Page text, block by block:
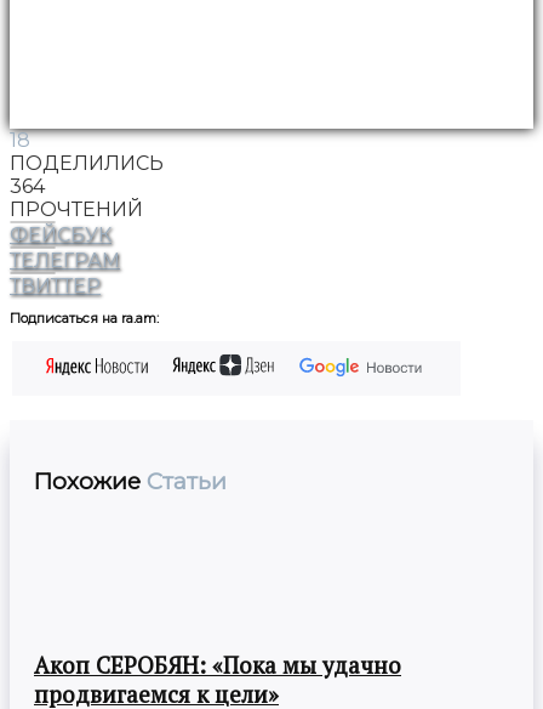
18
ПОДЕЛИЛИСЬ
364
ПРОЧТЕНИЙ
ФЕЙСБУК
ТЕЛЕГРАМ
ТВИТТЕР
Подписаться на ra.am:
Похожие Статьи
Акоп СЕРОБЯН: «Пока мы удачно
продвигаемся к цели»